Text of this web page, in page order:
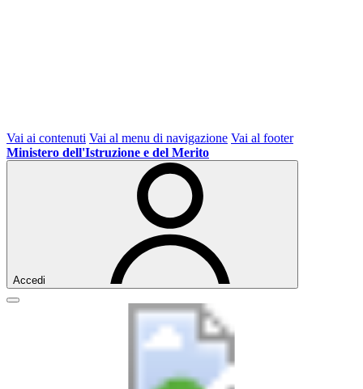
Vai ai contenuti Vai al menu di navigazione Vai al footer
Ministero dell'Istruzione e del Merito
Accedi